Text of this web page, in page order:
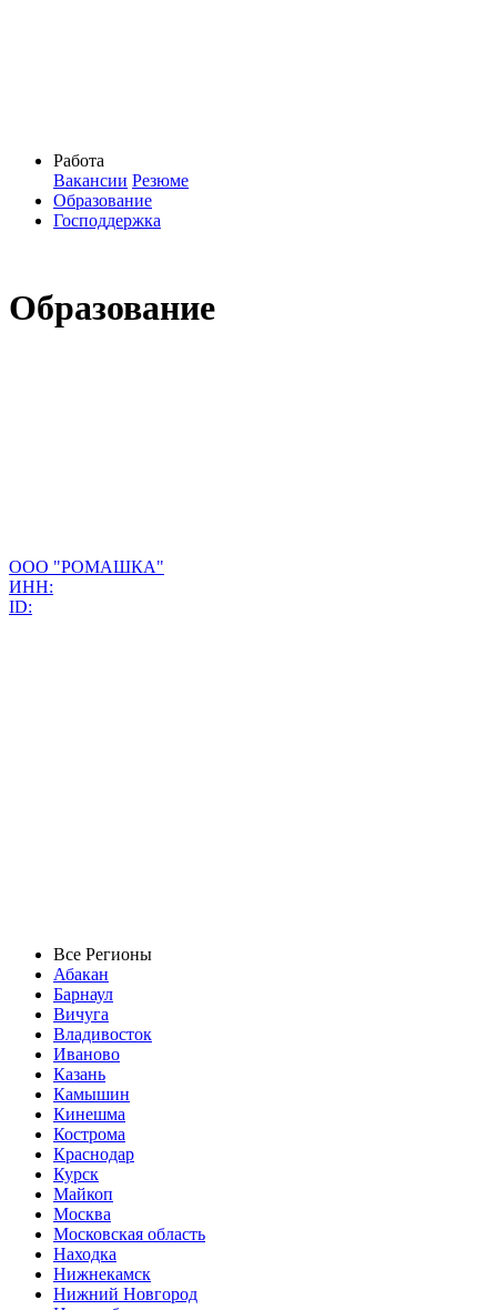
Работа
Вакансии Резюме
Образование
Господдержка
Образование
ООО "РОМАШКА"
ИНН:
ID:
Все Регионы
Абакан
Барнаул
Вичуга
Владивосток
Иваново
Казань
Камышин
Кинешма
Кострома
Краснодар
Курск
Майкоп
Москва
Московская область
Находка
Нижнекамск
Нижний Новгород